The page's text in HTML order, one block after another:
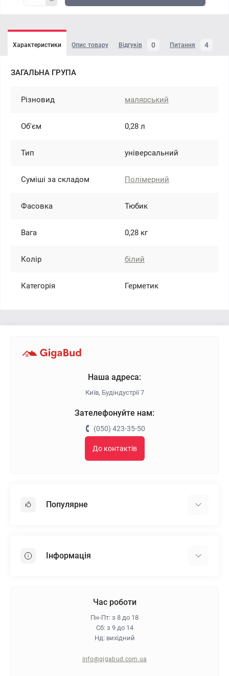
Характеристики Опис товару Відгуків 0 Питання 4
ЗАГАЛЬНА ГРУПА
Різновид малярський
Об'єм 0,28 л
Тип універсальний
Суміші за складом Полімерний
Фасовка Тюбик
Вага 0,28 кг
Колір білий
Категорія Герметик
Наша адреса:
Київ, Будіндустрії 7
Зателефонуйте нам:
(050) 423-35-50
До контактів
Популярне
Пінопласт
Інформація
Гарантія та повернення
Політика конфіденційності
Час роботи
Пн-Пт: з 8 до 18
Сб: з 9 до 14
Нд: вихідний
info@gigabud.com.ua